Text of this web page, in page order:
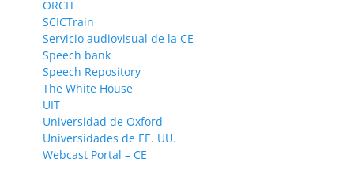
ORCIT
SCICTrain
Servicio audiovisual de la CE
Speech bank
Speech Repository
The White House
UIT
Universidad de Oxford
Universidades de EE. UU.
Webcast Portal – CE